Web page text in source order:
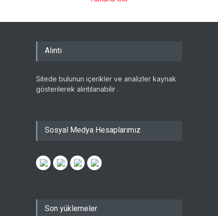
Alıntı
Sitede bulunun içerikler ve analizler kaynak
gösterilerek alıntılanabilir .
Sosyal Medya Hesaplarımız
Son yüklemeler